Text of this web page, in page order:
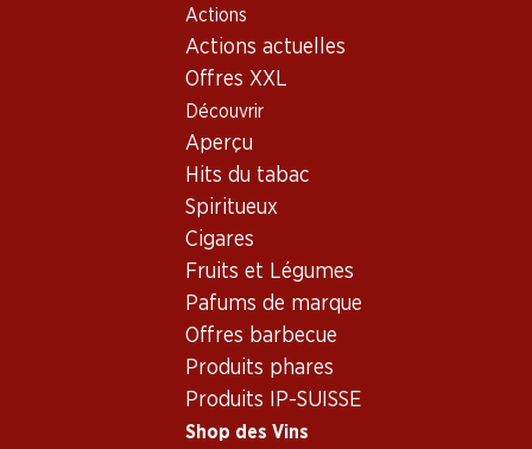
Actions
Actions actuelles
Offres XXL
Découvrir
Aperçu
Hits du tabac
Spiritueux
Cigares
Fruits et Légumes
Pafums de marque
Offres barbecue
Produits phares
Produits IP-SUISSE
Shop des Vins
Shop des Vins
Suisse
Valais
Soleil-du-Rhône Dôle du Valais AOC